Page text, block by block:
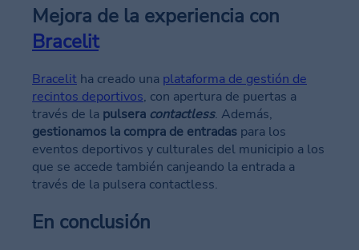
Mejora de la experiencia con
Bracelit
Bracelit ha creado una plataforma de gestión de
recintos deportivos, con apertura de puertas a
través de la pulsera contactless. Además,
gestionamos la compra de entradas para los
eventos deportivos y culturales del municipio a los
que se accede también canjeando la entrada a
través de la pulsera contactless.
En conclusión